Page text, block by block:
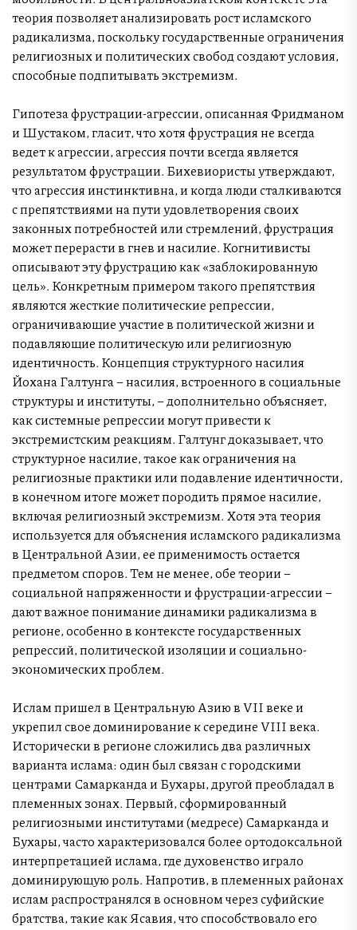
теория позволяет анализировать рост исламского
радикализма, поскольку государственные ограничения
религиозных и политических свобод создают условия,
способные подпитывать экстремизм.
Гипотеза фрустрации-агрессии, описанная Фридманом
и Шустаком, гласит, что хотя фрустрация не всегда
ведет к агрессии, агрессия почти всегда является
результатом фрустрации. Бихевиористы утверждают,
что агрессия инстинктивна, и когда люди сталкиваются
с препятствиями на пути удовлетворения своих
законных потребностей или стремлений, фрустрация
может перерасти в гнев и насилие. Когнитивисты
описывают эту фрустрацию как «заблокированную
цель». Конкретным примером такого препятствия
являются жесткие политические репрессии,
ограничивающие участие в политической жизни и
подавляющие политическую или религиозную
идентичность. Концепция структурного насилия
Йохана Галтунга – насилия, встроенного в социальные
структуры и институты, – дополнительно объясняет,
как системные репрессии могут привести к
экстремистским реакциям. Галтунг доказывает, что
структурное насилие, такое как ограничения на
религиозные практики или подавление идентичности,
в конечном итоге может породить прямое насилие,
включая религиозный экстремизм. Хотя эта теория
используется для объяснения исламского радикализма
в Центральной Азии, ее применимость остается
предметом споров. Тем не менее, обе теории –
социальной напряженности и фрустрации-агрессии –
дают важное понимание динамики радикализма в
регионе, особенно в контексте государственных
репрессий, политической изоляции и социально-
экономических проблем.
Ислам пришел в Центральную Азию в VII веке и
укрепил свое доминирование к середине VIII века.
Исторически в регионе сложились два различных
варианта ислама: один был связан с городскими
центрами Самарканда и Бухары, другой преобладал в
племенных зонах. Первый, сформированный
религиозными институтами (медресе) Самарканда и
Бухары, часто характеризовался более ортодоксальной
интерпретацией ислама, где духовенство играло
доминирующую роль. Напротив, в племенных районах
ислам распространялся в основном через суфийские
братства, такие как Ясавия, что способствовало его